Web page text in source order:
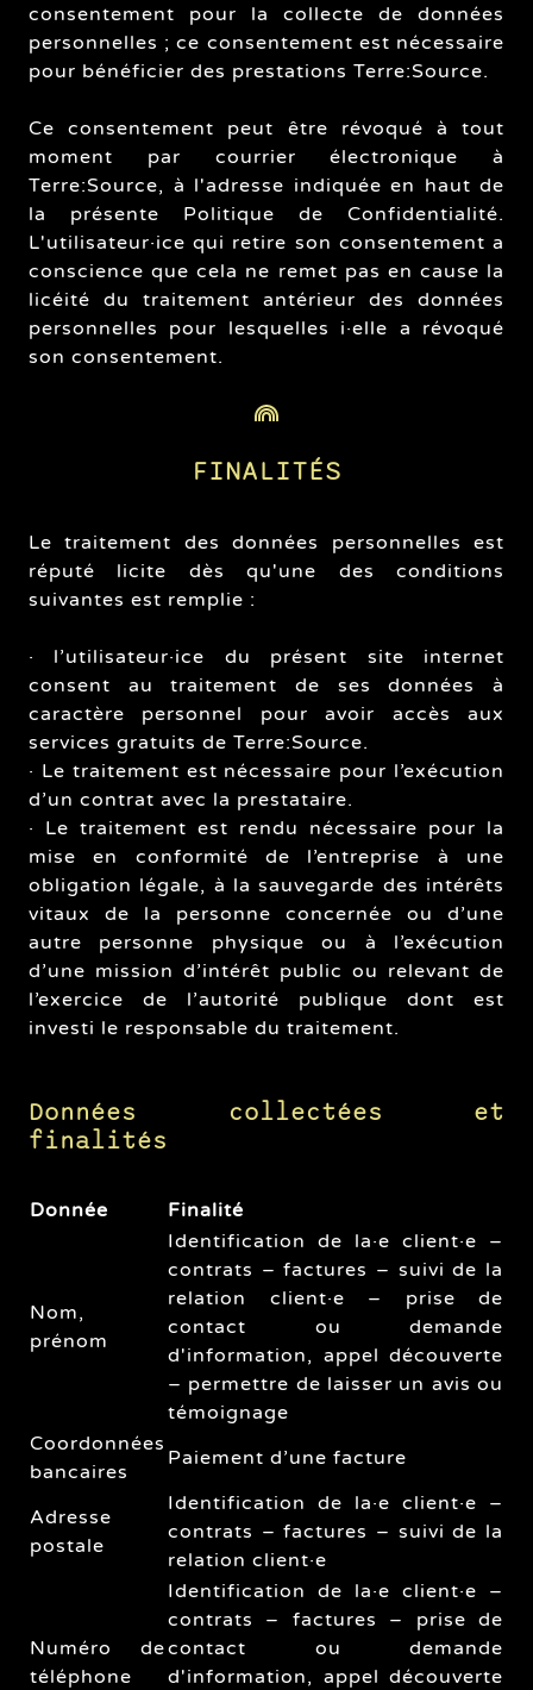
consentement pour la collecte de données
personnelles ; ce consentement est nécessaire
pour bénéficier des prestations Terre:Source.
Ce consentement peut être révoqué à tout
moment par courrier électronique à
Terre:Source, à l'adresse indiquée en haut de
la présente Politique de Confidentialité.
L'utilisateur·ice qui retire son consentement a
conscience que cela ne remet pas en cause la
licéité du traitement antérieur des données
personnelles pour lesquelles i·elle a révoqué
son consentement.
FINALITÉS
Le traitement des données personnelles est
réputé licite dès qu'une des conditions
suivantes est remplie :
· l’utilisateur·ice du présent site internet
consent au traitement de ses données à
caractère personnel pour avoir accès aux
services gratuits de Terre:Source.
· Le traitement est nécessaire pour l’exécution
d’un contrat avec la prestataire.
· Le traitement est rendu nécessaire pour la
mise en conformité de l’entreprise à une
obligation légale, à la sauvegarde des intérêts
vitaux de la personne concernée ou d’une
autre personne physique ou à l’exécution
d’une mission d’intérêt public ou relevant de
l’exercice de l’autorité publique dont est
investi le responsable du traitement.
Données collectées et
finalités
Donnée Finalité
Nom,
prénom
Identification de la·e client·e –
contrats – factures – suivi de la
relation client·e – prise de
contact ou demande
d'information, appel découverte
– permettre de laisser un avis ou
témoignage
Coordonnées
bancaires
Paiement d’une facture
Adresse
postale
Identification de la·e client·e –
contrats – factures – suivi de la
relation client·e
Numéro de
téléphone
Identification de la·e client·e –
contrats – factures – prise de
contact ou demande
d'information, appel découverte